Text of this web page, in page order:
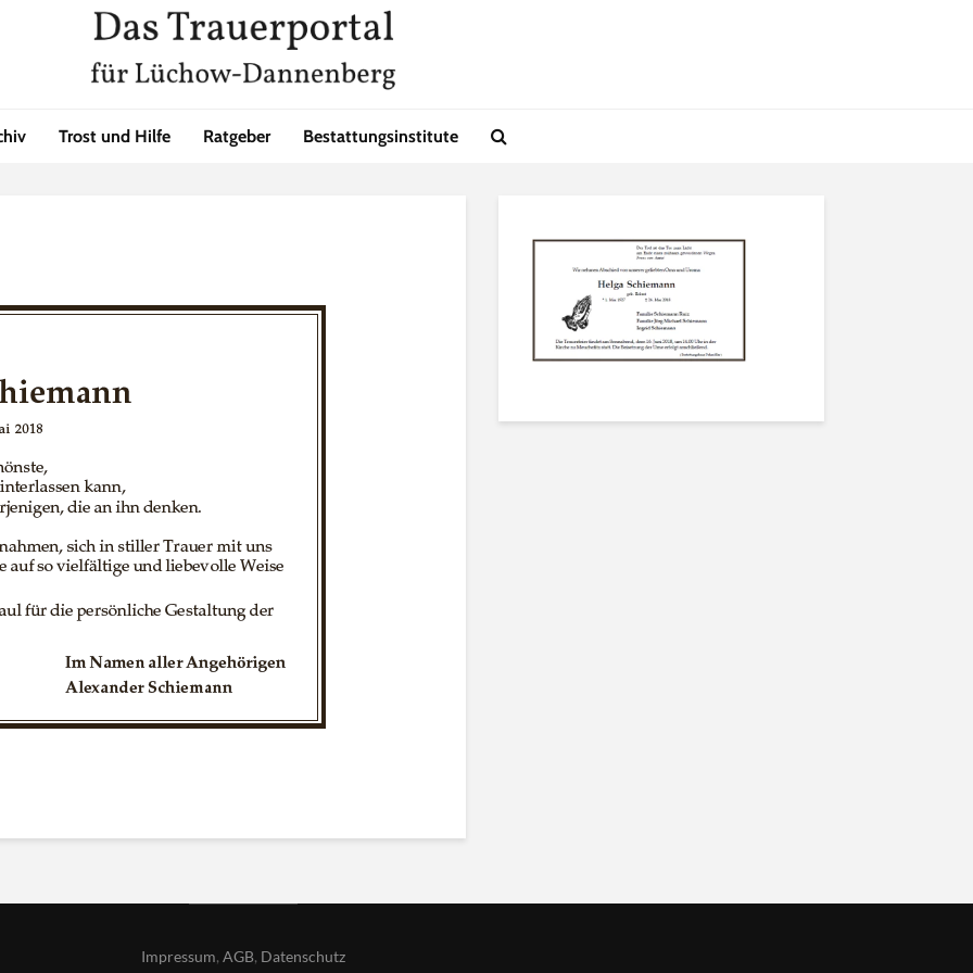
Trost und Hilfe Ratgeber Bestattungsinstitute
Impressum, AGB, Datenschutz